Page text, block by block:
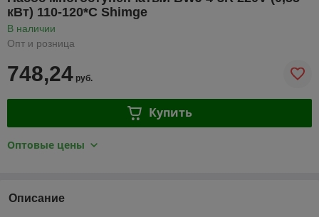
кВт) 110-120*C Shimge
В наличии
Опт и розница
748,24 руб.
Купить
Оптовые цены
Описание